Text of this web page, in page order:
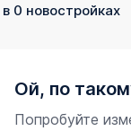
0 новостройках
Ой, по
Попробуйте